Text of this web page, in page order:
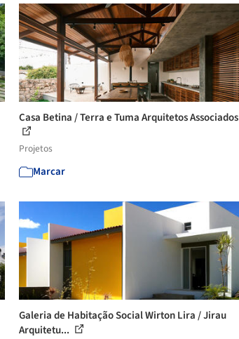
Casa Betina / Terra e Tuma Arquitetos Associados
Projetos
Marcar
Galeria de Habitação Social Wirton Lira / Jirau
Arquitetu...